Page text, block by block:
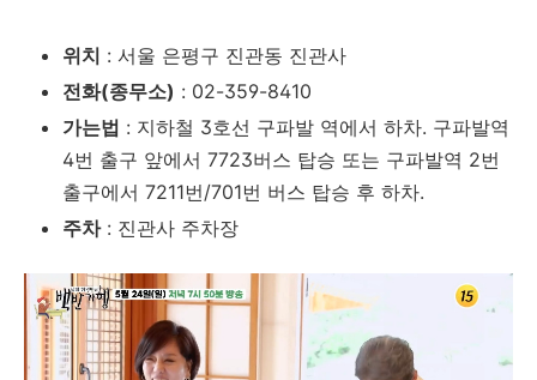
위치 : 서울 은평구 진관동 진관사
전화(종무소) : 02-359-8410
가는법 : 지하철 3호선 구파발 역에서 하차. 구파발역
4번 출구 앞에서 7723버스 탑승 또는 구파발역 2번
출구에서 7211번/701번 버스 탑승 후 하차.
주차: 진관사 주차장